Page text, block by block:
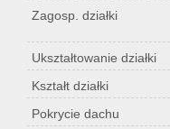
Zagosp. działki
Ukształtowanie działki
Kształt działki
Pokrycie dachu